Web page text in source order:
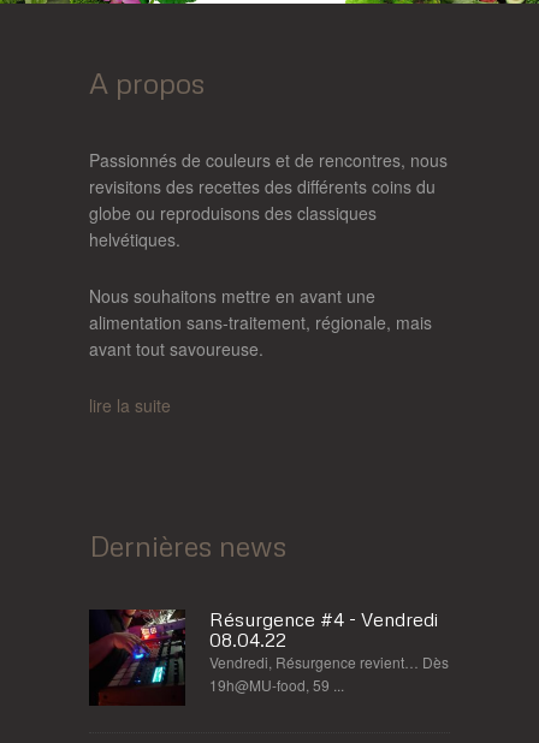
A propos
Passionnés de couleurs et de rencontres, nous
revisitons des recettes des différents coins du
globe ou reproduisons des classiques
helvétiques.
Nous souhaitons mettre en avant une
alimentation sans-traitement, régionale, mais
avant tout savoureuse.
lire la suite
Dernières news
Résurgence #4 - Vendredi
08.04.22
Vendredi, Résurgence revient… Dès
19h@MU-food, 59 ...